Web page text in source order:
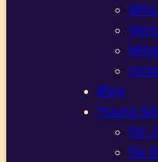
Blog
Young
für
für